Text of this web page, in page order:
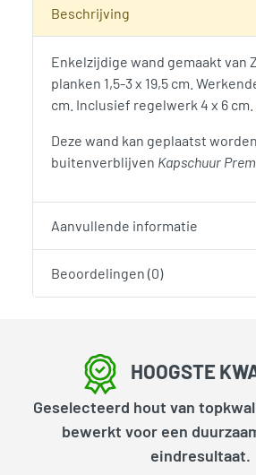
Beschrijving
Enkelzijdige wand gemaakt van
planken 1,5-3 x 19,5 cm.
cm. Inclusief regelwerk 4 x 6 cm.
Deze wand kan geplaatst
buitenverblijven Kapschuur
Aanvullende informatie
Beoordelingen (0)
HOOGSTE
Geselecteerd hout van
bewerkt voor een
eindresultaat.